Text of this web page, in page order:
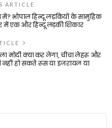
ARTICLE
भोपाल हिन्दू लड़कियों के सामुहिक
एक और हिन्दू लड़की शिकार
मोदी क्या कर लेगा, चीचा लेहरू और
हो सकते रूस या इजरायल या